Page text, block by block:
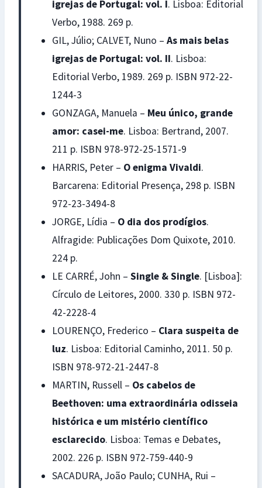
igrejas de Portugal: vol. I. Lisboa: Editorial
Verbo, 1988. 269 p.
GIL, Júlio; CALVET, Nuno – As mais belas
igrejas de Portugal: vol. II. Lisboa:
Editorial Verbo, 1989. 269 p. ISBN 972-22-
1244-3
GONZAGA, Manuela – Meu único, grande
amor: casei-me. Lisboa: Bertrand, 2007.
211 p. ISBN 978-972-25-1571-9
HARRIS, Peter – O enigma Vivaldi.
Barcarena: Editorial Presença, 298 p. ISBN
972-23-3494-8
JORGE, Lídia – O dia dos prodígios.
Alfragide: Publicações Dom Quixote, 2010.
224 p.
LE CARRÉ, John – Single & Single. [Lisboa]:
Círculo de Leitores, 2000. 330 p. ISBN 972-
42-2228-4
LOURENÇO, Frederico – Clara suspeita de
luz. Lisboa: Editorial Caminho, 2011. 50 p.
ISBN 978-972-21-2447-8
MARTIN, Russell – Os cabelos de
Beethoven: uma extraordinária odisseia
histórica e um mistério científico
esclarecido. Lisboa: Temas e Debates,
2002. 226 p. ISBN 972-759-440-9
SACADURA, João Paulo; CUNHA, Rui –